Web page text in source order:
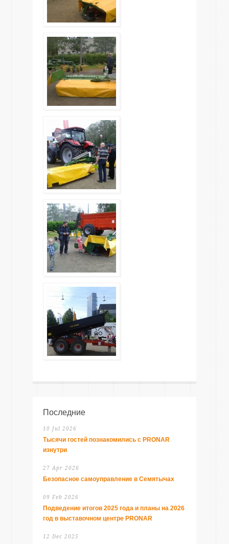
Последние
10 Jul 2026
Тысячи гостей познакомились с PRONAR
изнутри
27 Apr 2026
Безопасное самоуправление в Семятычах
09 Feb 2026
Подведение итогов 2025 года и планы на 2026
год в выставочном центре PRONAR
12 Dec 2025